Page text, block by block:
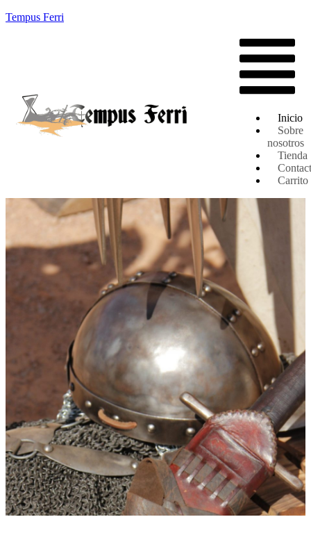
Tempus Ferri
Inicio
Sobre
nosotros
Tienda
Carrito